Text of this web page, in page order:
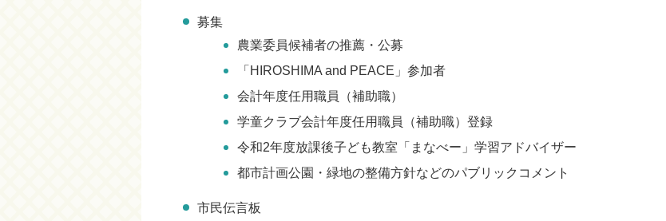
募集
農業委員候補者の推薦・公募
「HIROSHIMA and PEACE」参加者
会計年度任用職員（補助職）
学童クラブ会計年度任用職員（補助職）登録
令和2年度放課後子ども教室「まなべー」学習アドバイザー
都市計画公園・緑地の整備方針などのパブリックコメント
市民伝言板